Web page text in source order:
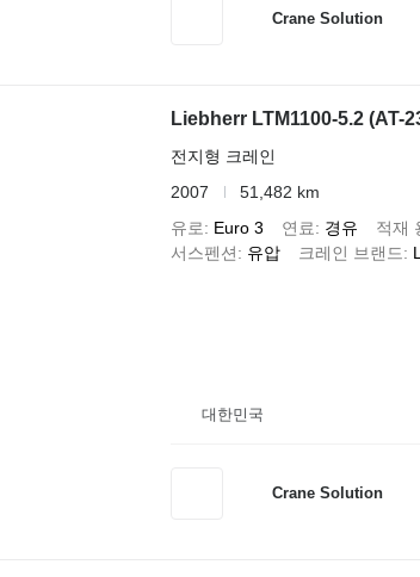
Crane Solution
Liebherr LTM1100-5.2 (AT-
전지형 크레인
2007
51,482 km
유로
Euro 3 연료 경유 적재
서스펜션
유압 크레인 브랜드
대한민국
Crane Solution